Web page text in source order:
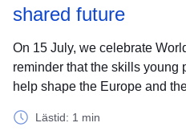
shared future
On 15 July, we celebrate
reminder that the skills young
help shape the Europe and
Lästid: 1 min